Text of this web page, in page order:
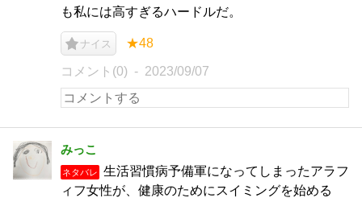
も私には高すぎるハードルだ。
ナイス ★48
コメント(0) 2023/09/07
みっこ
ネタバレ
生活習慣病予備軍になってしまったアラフ
ィフ女性が、健康のためにスイミングを始める